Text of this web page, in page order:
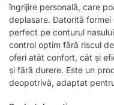
îngrijire personală, care
deplasare. Datorită
perfect pe conturul
control optim fără riscul
oferi atât confort, cât și
și fără durere. Este un
deopotrivă, adaptat